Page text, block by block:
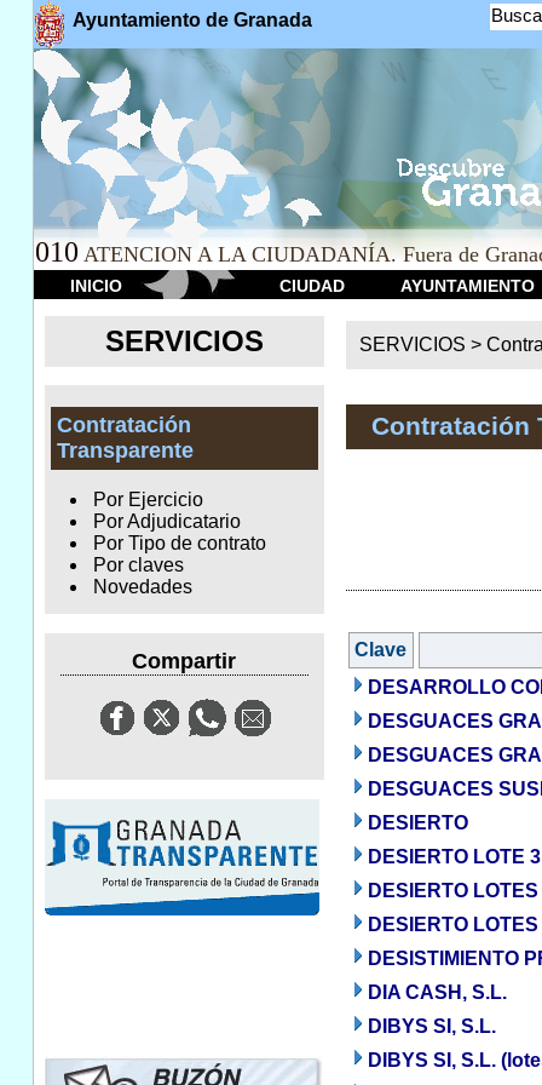
Ayuntamiento de Granada
010 ATENCION A LA CIUDADANÍA. Fuera de
INICIO CIUDAD AYUNTAMIENTO
SERVICIOS
Contratación
Transparente
Por Ejercicio
Por Adjudicatario
Por Tipo de contrato
Por claves
Novedades
Compartir
SERVICIOS >
Contratación
Clave
DESARROLLO
DESGUACES
DESGUACES
DESGUACES
DESIERTO
DESIERTO LOTE 3
DESIERTO LOTES
DESIERTO
DESISTIMIENTO
DIA CASH, S.L.
DIBYS SI, S.L.
DIBYS SI, S.L.